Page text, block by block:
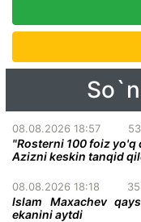
08.08.2026 18:57
"Rosterni 100 foiz
Azizni keskin tanqid
08.08.2026 18:18
Islam Maxachev
ekanini aytdi